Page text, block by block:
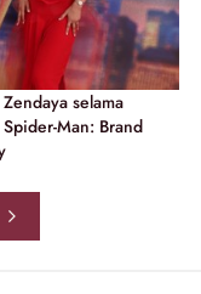
selama
Man: Brand